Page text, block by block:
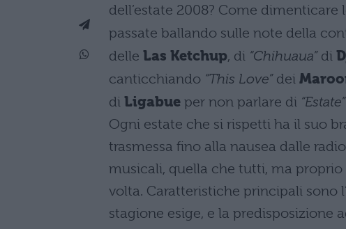
dell’estate 2008? Come dimenticare
passate ballando sulle note della
delle Las Ketchup, di “Chihuaua” di
canticchiando “This Love”dei
di Ligabue per non parlare di “Estate”
Ogni estate che si rispetti ha il suo
trasmessa fino alla nausea dalle
musicali, quella che tutti, ma
volta. Caratteristiche principali sono
stagione esige, e la predisposizione